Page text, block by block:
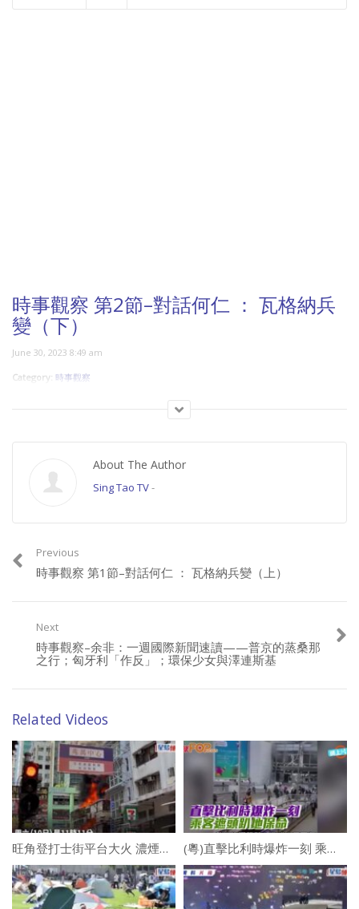
時事觀察 第2節–對話何仁 ： 瓦格納兵
變（下）
June 30, 2023 8:49 am
Category: 時事觀察
About The Author
Sing Tao TV-
Previous
時事觀察 第1節–對話何仁 ： 瓦格納兵變（上）
Next
時事觀察–余非：一週國際新聞速讀——普京的蒸桑那
之行；匈牙利「作反」；環保少女與澤連斯基
Related Videos
旺角登打士街平台大火 濃煙席捲半空 男子不適送院 (粵)直擊比利時爆炸一刻 乘客遮頭趴地保命